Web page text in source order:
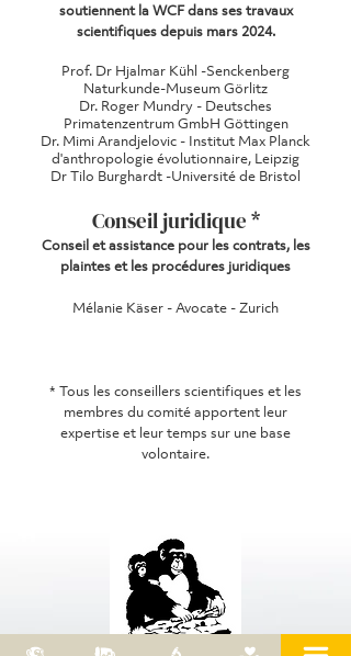
soutiennent la WCF dans ses travaux
scientifiques depuis mars 2024.
Prof. Dr Hjalmar Kühl -Senckenberg
Naturkunde-Museum Görlitz
Dr. Roger Mundry - Deutsches
Primatenzentrum GmbH Göttingen
Dr. Mimi Arandjelovic - Institut Max Planck
d'anthropologie évolutionnaire, Leipzig
Dr Tilo Burghardt -Université de Bristol
Conseil juridique *
Conseil et assistance pour les contrats, les
plaintes et les procédures juridiques
Mélanie Käser - Avocate - Zurich
* Tous les conseillers scientifiques et les
membres du comité apportent leur
expertise et leur temps sur une base
volontaire.